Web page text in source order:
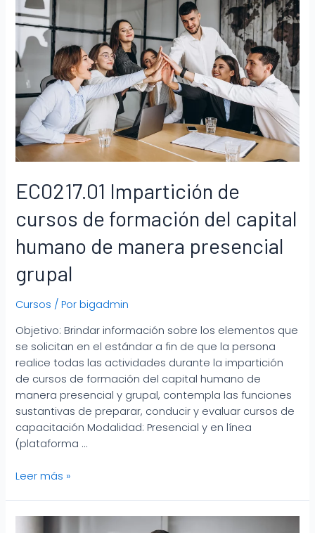
EC0217.01 Impartición de
cursos de formación del capital
humano de manera presencial
grupal
Cursos / Porbigadmin
Objetivo: Brindar información sobre los elementos que
se solicitan en el estándar a fin de que la persona
realice todas las actividades durante la impartición
de cursos de formación del capital humano de
manera presencial y grupal, contempla las funciones
sustantivas de preparar, conducir y evaluar cursos de
capacitación Modalidad: Presencial y en línea
(plataforma …
Leer más »